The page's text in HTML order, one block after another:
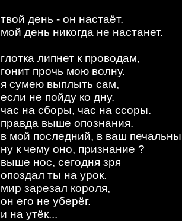
твой день - он настаёт.
мой день никогда не настанет.
глотка липнет к проводам,
гонит прочь мою волну.
я сумею выплыть сам,
если не пойду ко дну.
час на сборы, час на ссоры.
правда выше опознания.
в мой последний, в ваш
ну к чему оно, признание ?
выше нос, сегодня зря
опоздал ты на урок.
мир зарезал короля,
он его не уберёг.
и на утёк...